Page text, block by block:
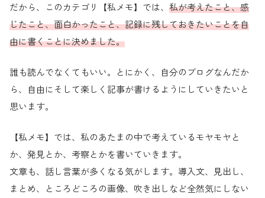
だから、このカテゴリ【私メモ】では、 私が考えたこと、感
じたこと、面白かったこと、記録に残しておきたいことを自
由に書くことに決めました。
誰も読んでなくてもいい。とにかく、自分のブログなんだか
ら、自由にそして楽しく記事が書けるようにしていきたいと
思います。
【私メモ】では、私のあたまの中で考えているモヤモヤと
か、発見とか、考察とかを書いていきます。
文章も、話し言葉が多くなる気がします。導入文、見出し、
まとめ、ところどころの画像、吹き出しなど全然気にしない